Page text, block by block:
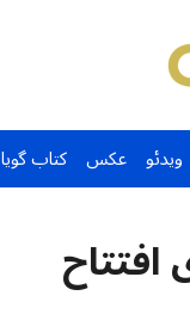
ویدئو عکس کتاب گویا